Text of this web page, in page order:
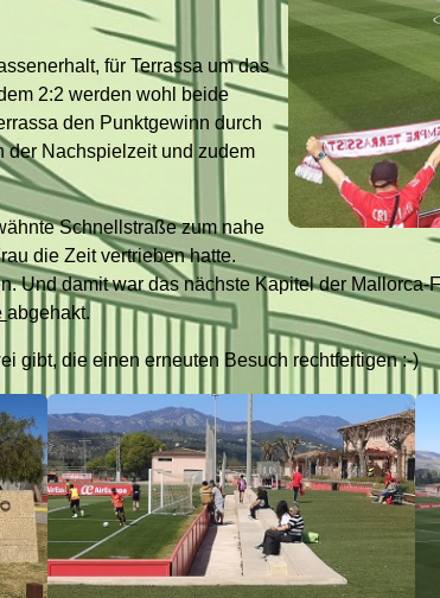
für Terrassa um das
2:2 werden wohl beide
den Punktgewinn durch
der Nachspielzeit und zudem
Schnellstraße zum nahe
die Zeit vertrieben hatte.
Und damit war das nächste Kapitel der
abgehakt.
gibt, die einen erneuten Besuch rechtfertigen :-)